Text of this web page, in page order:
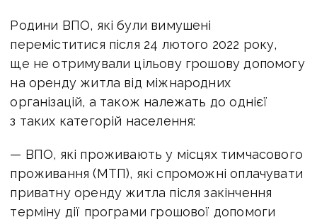
Родини ВПО, які були вимушені
переміститися після 24 лютого 2022 року,
ще не отримували цільову грошову допомогу
на оренду житла від міжнародних
організацій, а також належать до однієї
з таких категорій населення:
— ВПО, які проживають у місцях тимчасового
проживання (МТП), які спроможні оплачувати
приватну оренду житла після закінчення
терміну дії програми грошової допомоги